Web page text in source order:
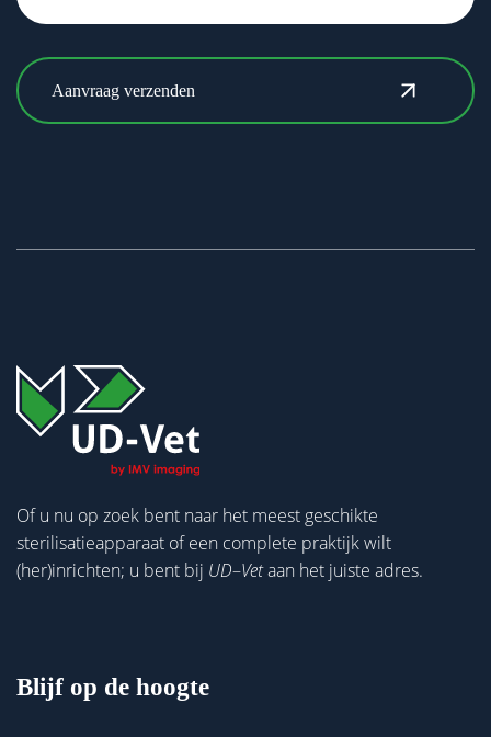
Of u nu op zoek bent naar het meest geschikte
sterilisatieapparaat of een complete praktijk wilt
(her)inrichten; u bent bij UD–Vetaan het juiste adres.
Blijf op de hoogte